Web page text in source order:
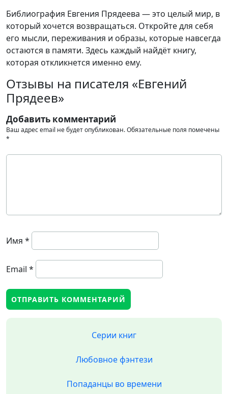
Библиография Евгения Прядеева — это целый мир, в
который хочется возвращаться. Откройте для себя
его мысли, переживания и образы, которые навсегда
остаются в памяти. Здесь каждый найдёт книгу,
которая откликнется именно ему.
Отзывы на писателя «Евгений
Прядеев»
Добавить комментарий
Ваш адрес email не будет опубликован.Обязательные поля помечены
*
Имя *
Email *
Серии книг
Любовное фэнтези
Попаданцы во времени